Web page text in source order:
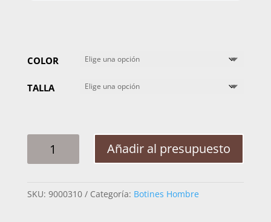
COLOR
TALLA
POLIURETANO
Añadir al presupuesto
SKU: 9000310 Categoría: Botines Hombre